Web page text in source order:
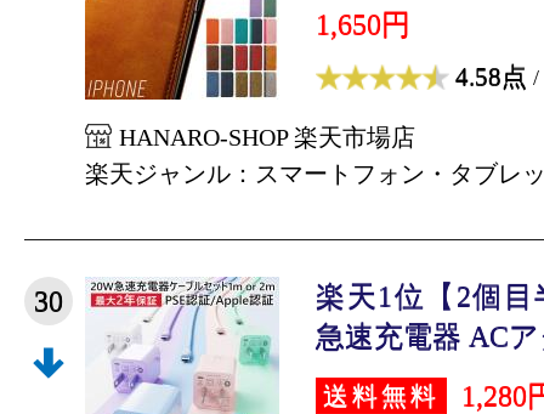
1,650円
4.58点 /
HANARO-SHOP 楽天市場店
楽天ジャンル：スマートフォン・タブレ
30
楽天1位【2個
急速充電器 AC
送料無料 1,280